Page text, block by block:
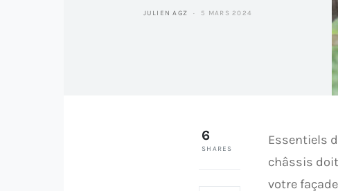
JULIEN AGZ 5 MARS 2024
6
SHARES
Essentiels
châssis
votre